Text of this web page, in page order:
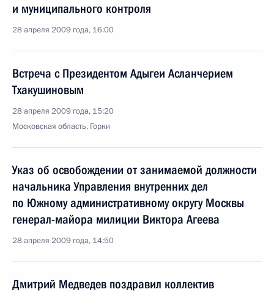
и муниципального контроля
28 апреля 2009 года, 16:00
Встреча с Президентом Адыгеи Асланчерием
Тхакушиновым
28 апреля 2009 года, 15:20
Московская область, Горки
Указ об освобождении от занимаемой должности
начальника Управления внутренних дел
по Южному административному округу Москвы
генерал-майора милиции Виктора Агеева
28 апреля 2009 года, 14:50
Дмитрий Медведев поздравил коллектив